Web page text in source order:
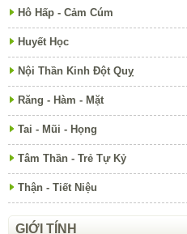
Hô Hấp - Cảm Cúm
Huyết Học
Nội Thần Kinh Đột Quỵ
Răng - Hàm - Mặt
Tai - Mũi - Họng
Tâm Thần - Trẻ Tự Kỷ
Thận - Tiết Niệu
GIỚI TÍNH